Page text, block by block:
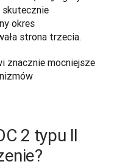
skutecznie
okres
strona trzecia.
znacznie mocniejsze
2 typu II